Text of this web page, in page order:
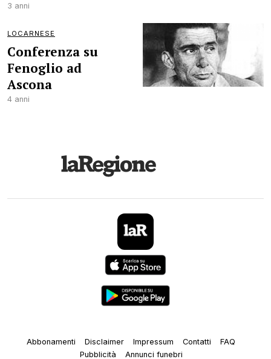
3 anni
LOCARNESE
Conferenza su
Fenoglio ad
Ascona
4 anni
Abbonamenti Disclaimer Impressum Contatti
FAQ
Pubblicità
Annunci funebri